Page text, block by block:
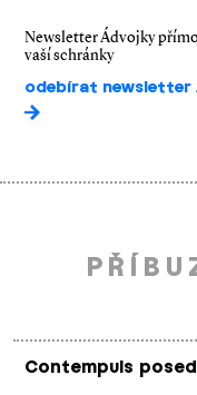
Newsletter Ádvojky
vaší schránky
odebírat newsletter
Contempuls